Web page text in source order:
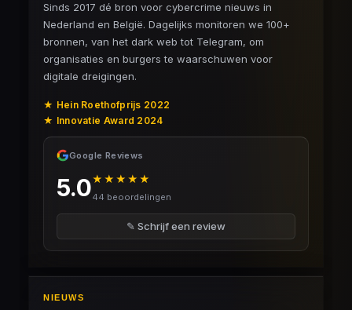
Sinds 2017 dé bron voor cybercrime nieuws in
Nederland en België. Dagelijks monitoren we 100+
bronnen, van het dark web tot Telegram, om
organisaties en burgers te waarschuwen voor
digitale dreigingen.
★ Hein Roethofprijs 2022
★ Innovatie Award 2024
Google Reviews
5.0★★★★★
44 beoordelingen
✎ Schrijf een review
NIEUWS